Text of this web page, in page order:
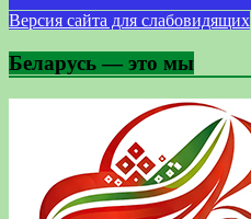
Версия сайта для слабовидящих
Беларусь — это мы